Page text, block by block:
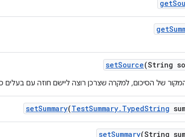
get
get
setSource(String
של הסיכום, למקרה שצרכן רוצה ליישם חוזה עם בעלים
setSummary(TestSummary. TypedString
setSummary(String